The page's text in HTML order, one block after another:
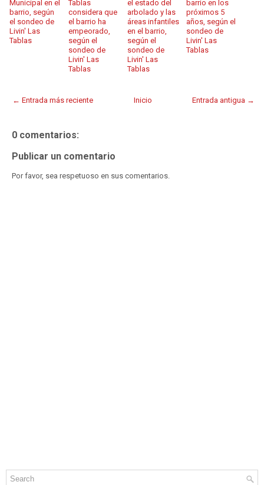
Municipal en el
barrio, según
el sondeo de
Livin' Las
Tablas
Tablas
considera que
el barrio ha
empeorado,
según el
sondeo de
Livin' Las
Tablas
el estado del
arbolado y las
áreas infantiles
en el barrio,
según el
sondeo de
Livin' Las
Tablas
barrio en los
próximos 5
años, según el
sondeo de
Livin' Las
Tablas
← Entrada más reciente Entrada antigua →
Inicio
0 comentarios:
Publicar un comentario
Por favor, sea respetuoso en sus comentarios.